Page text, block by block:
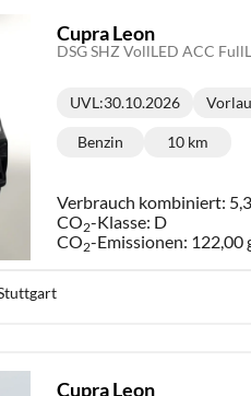
Cupra Leon
DSG SHZ VollLED ACC
Lieferzeit:
UVL:30.10.2026
Kraftstoff:
Benzin 10 km
Verbrauch kombiniert:
CO2-Klasse: D
CO2-Emissionen: 122,00
Cupra Leon